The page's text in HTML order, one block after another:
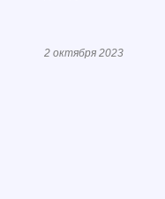
2 октября 2023